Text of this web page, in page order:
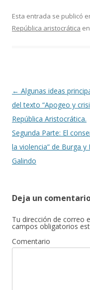
e
b
k
itt
er
m
p
r
Esta entrada se publicó
República aristocrática en
Navegación
de
entradas
← Algunas ideas
del texto “Apogeo y
República Aristocrática.
Segunda Parte: El
la violencia” de Burga y
Galindo
Deja un
Tu dirección de correo
campos obligatorios
Comentario